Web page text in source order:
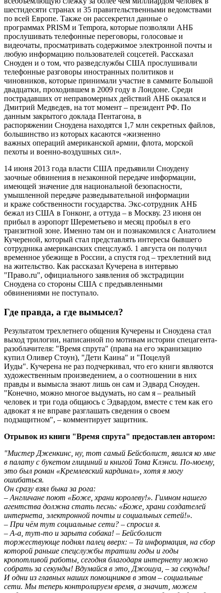
шестидесяти странах и 35 правительственными ведомствами
по всей Европе. Также он рассекретил данные о
программах PRISM и Tempora, которые позволяли АНБ
прослушивать телефонные переговоры, голосовые и
видеочаты, просматривать содержимое электронной почты и
любую информацию пользователей соцсетей. Рассказал
Сноуден и о том, что разведслужбы США прослушивали
телефонные разговоры иностранных политиков и
чиновников, которые принимали участие в саммите Большой
двадцатки, проходившем в 2009 году в Лондоне. Среди
пострадавших от неправомерных действий АНБ оказался и
Дмитрий Медведев, на тот момент – президент РФ. По
данным закрытого доклада Пентагона, в
распоряжении Сноудена находятся 1,7 млн секретных файлов,
большинство из которых касаются «жизненно
важных операций американской армии, флота, морской
пехоты и военно-воздушных сил».
14 июня 2013 года власти США предъявили Сноудену
заочные обвинения в незаконной передаче информации,
имеющей значение для национальной безопасности,
умышленной передаче разведывательной информации
и краже собственности государства. Экс-сотрудник АНБ
бежал из США в Гонконг, а оттуда – в Москву. 23 июня он
прибыл в аэропорт Шереметьево и месяц пробыл в его
транзитной зоне. Именно там он и познакомился с Анатолием
Кучереной, который стал представлять интересы бывшего
сотрудника американских спецслужб. 1 августа он получил
временное убежище в России, а спустя год – трехлетний вид
на жительство. Как рассказал Кучерена в интервью
"Право.ru", официального заявления об экстрадиции
Сноудена со стороны США с предъявленными
обвинениями не поступало.
Где правда, а где вымысел?
Результатом трехлетнего общения Кучерены и Сноудена стал
выход трилогии, написанной по мотивам истории спецагента-
разоблачителя: "Время спрута" (права на его экранизацию
купил Оливер Стоун), "Дети Каина" и "Поцелуй
Иуды". Кучерена не раз подчеркивал, что его книги являются
художественным произведением, а о соотношении в них
правды и вымысла знают лишь он сам и Эдвард Сноуден.
"Конечно, можно многое выдумать, но сам я – реальный
человек и три года общаюсь с Эдвардом, вместе с тем как его
адвокат я не вправе разглашать сведения о своем
подзащитном", – комментирует защитник.
Отрывок из книги "Время спрута" предоставлен автором:
"Мистер Дженкинс, ну, тот самый Бейсболист, явился ко мне
в палату с букетом глициний и книгой Тома Клэнси. По-моему,
это был роман «Кремлевский кардинал», хотя я могу
ошибаться.
Он сразу взял быка за рога:
– Англичане поют «Боже, храни королеву!». Гимном нашего
агентства должна стать песнь: «Боже, храни создателей
интернета, электронной почты и социальных сетей!».
– При чём тут социальные сети? – спросил я.
– А-а, тут-то и зарыта собака! – Бейсболист
торжествующе поднял палец вверх: – Та информация, на сбор
которой раньше спецслужбы тратили годы и годы
кропотливой работы, сегодня благодаря интернету можно
собрать за секунды! Вдумайся в это, Джошуа, – за секунды!
И одни из главных наших помощников в этом – социальные
сети. Мы теперь контролируем время, а значит, можем